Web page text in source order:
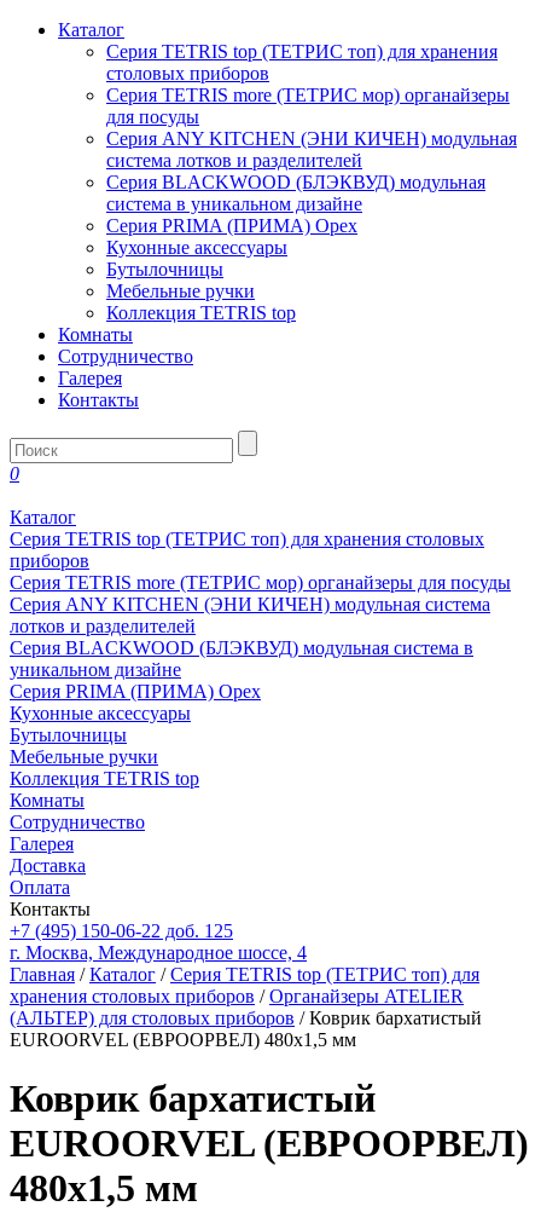
Каталог
Серия TETRIS top (ТЕТРИС топ) для хранения
столовых приборов
Серия TETRIS more (ТЕТРИС мор) органайзеры
для посуды
Серия ANY KITCHEN (ЭНИ КИЧЕН) модульная
система лотков и разделителей
Серия BLACKWOOD (БЛЭКВУД) модульная
система в уникальном дизайне
Серия PRIMA (ПРИМА) Орех
Кухонные аксессуары
Бутылочницы
Мебельные ручки
Коллекция TETRIS top
Комнаты
Сотрудничество
Галерея
Контакты
0
Каталог
Серия TETRIS top (ТЕТРИС топ) для хранения столовых
приборов
Серия TETRIS more (ТЕТРИС мор) органайзеры для посуды
Серия ANY KITCHEN (ЭНИ КИЧЕН) модульная система
лотков и разделителей
Серия BLACKWOOD (БЛЭКВУД) модульная система в
уникальном дизайне
Серия PRIMA (ПРИМА) Орех
Кухонные аксессуары
Бутылочницы
Мебельные ручки
Коллекция TETRIS top
Комнаты
Сотрудничество
Галерея
Доставка
Оплата
Контакты
+7 (495) 150-06-22 доб. 125
г. Москва, Международное шоссе, 4
Главная /Каталог /Серия TETRIS top (ТЕТРИС топ) для
хранения столовых приборов /Органайзеры ATELIER
(АЛЬТЕР) для столовых приборов / Коврик бархатистый
EUROORVEL (ЕВРООРВЕЛ) 480х1,5 мм
Коврик бархатистый
EUROORVEL (ЕВРООРВЕЛ)
480х1,5 мм